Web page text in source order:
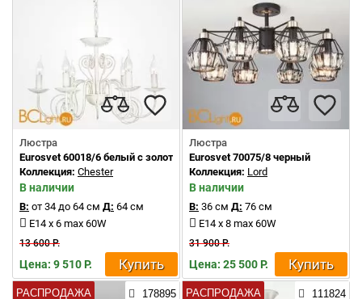
Люстра
Eurosvet 60018/6 белый с золотом
Коллекция: Chester
В наличии
В: от 34 до 64 см Д: 64 см
E14 x 6 max 60W
13 600 Р.
Цена: 9 510 Р. Купить
Люстра
Eurosvet 70075/8 черный
Коллекция: Lord
В наличии
В: 36 см Д: 76 см
E14 x 8 max 60W
31 900 Р.
Цена: 25 500 Р. Купить
РАСПРОДАЖА 178895 РАСПРОДАЖА 111824